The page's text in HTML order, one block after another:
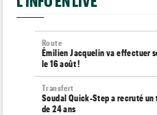
Route
Émilien Jacquelin va effectuer
le 16 août !
Transfert
Soudal Quick-Step a recruté
de 24 ans